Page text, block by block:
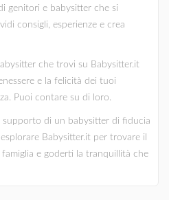
genitori e babysitter che si
consigli, esperienze e crea
che trovi su Babysitter.it
e la felicità dei tuoi
Puoi contare su di loro.
supporto di un babysitter di fiducia
Babysitter.it per trovare il
e goderti la tranquillità che